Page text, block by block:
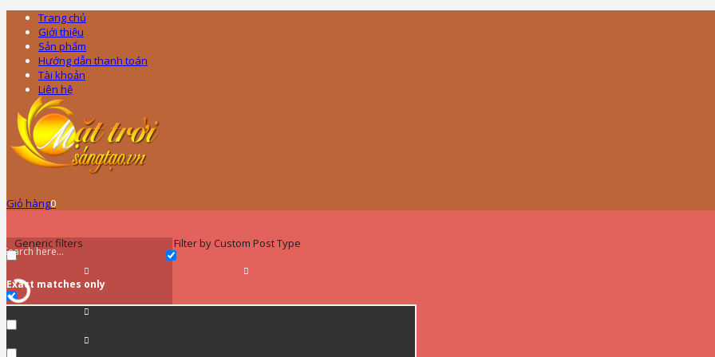
Trang chủ
Giới thiệu
Sản phẩm
Hướng dẫn thanh toán
Tài khoản
Liên hệ
Giỏ hàng0
Generic filters
Exact matches only
Filter by Custom Post Type